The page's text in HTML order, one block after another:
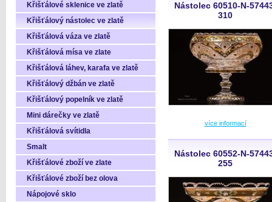
Křišťálové sklenice ve zlatě
Křišťálový nástolec ve zlatě
Křišťálová váza ve zlatě
Křišťálová mísa ve zlate
Křišťálová láhev, karafa ve zlatě
Křišťálový džbán ve zlatě
Křišťálový popelník ve zlatě
Mini dárečky ve zlatě
Křišťálová svítidla
Smalt
Křišťálové zboží ve zlate
Křišťálové zboží bez olova
Nápojové sklo
Nástolec 60510-N-
310
více informací
Nástolec 60552-N-
255